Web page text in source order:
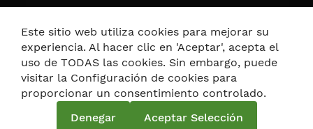
Política de privacidad y cookies
Términos de búsqueda
Búsqueda avanzada
Este sitio web utiliza cookies para mejorar su
experiencia. Al hacer clic en 'Aceptar', acepta el
uso de TODAS las cookies. Sin embargo, puede
visitar la Configuración de cookies para
proporcionar un consentimiento controlado.
Denegar
Aceptar Selección